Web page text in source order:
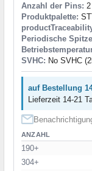
Anzahl der Pins:
Produktpalette:
Periodische
SVHC: No SVHC
auf Bestellung
Lieferzeit 14-21
ANZAHL
190+
304+